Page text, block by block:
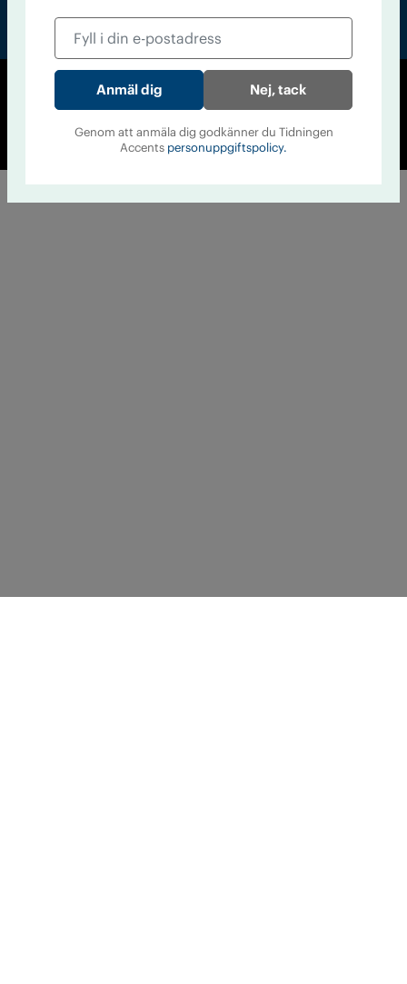
© Tidningen Accent 2026
Cookiepolicy
Personuppgiftspolicy
Nej, tack
Genom att anmäla dig godkänner du Tidningen
Accents personuppgiftspolicy.